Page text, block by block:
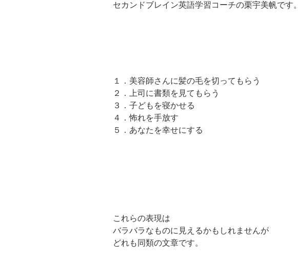
セカンドブレイン英語学習コーチの栗宇美帆です。
１．美容師さんに髪の毛を切ってもらう
２．上司に書類を見てもらう
３．子どもを寝かせる
４．怖れを手放す
５．あなたを幸せにする
これらの表現は
バラバラなものに見えるかもしれませんが
どれも同類の文章です。